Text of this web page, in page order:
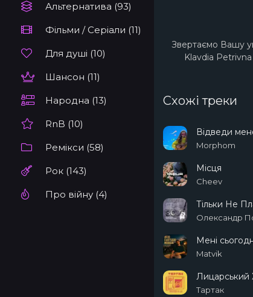
Альтернатива (93)
Фільми / Серіали (11)
Для душі (10)
Шансон (11)
Народна (13)
RnB (10)
Ремікси (58)
Рок (143)
Про війну (4)
Звертаємо Вашу
Klavdia
Схожі треки
Відведи
Morphom
Місця
Cheev
Тільки Не
Олександр
Мені
Matvik
Лицарський
Тартак